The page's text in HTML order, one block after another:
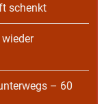
schenkt
– 60